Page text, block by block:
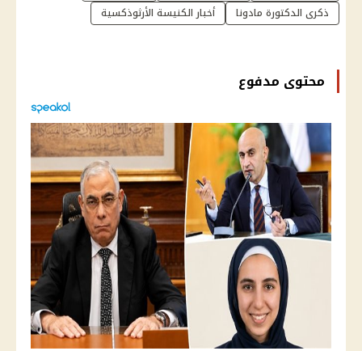
ذكرى الدكتورة مادونا
أخبار الكنيسة الأرثوذكسية
محتوى مدفوع